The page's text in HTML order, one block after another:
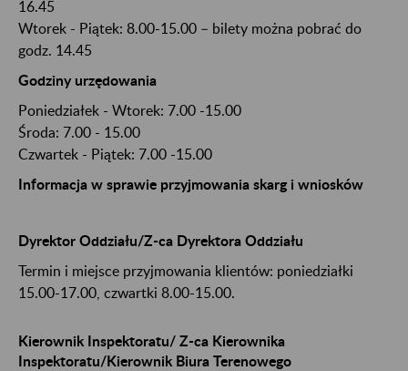
16.45
Wtorek - Piątek: 8.00-15.00 – bilety można pobrać do
godz. 14.45
Godziny urzędowania
Poniedziałek - Wtorek: 7.00 -15.00
Środa: 7.00 - 15.00
Czwartek - Piątek: 7.00 -15.00
Informacja w sprawie przyjmowania skarg i wniosków
Dyrektor Oddziału/Z-ca Dyrektora Oddziału
Termin i miejsce przyjmowania klientów: poniedziałki
15.00-17.00, czwartki 8.00-15.00.
Kierownik Inspektoratu/ Z-ca Kierownika
Inspektoratu/Kierownik Biura Terenowego